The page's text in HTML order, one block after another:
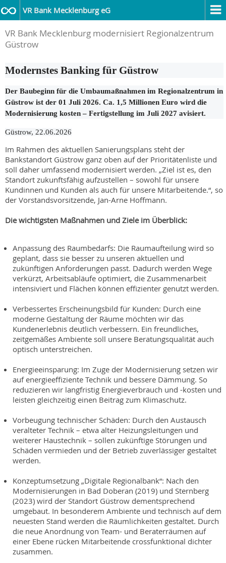
VR Bank Mecklenburg eG
VR Bank Mecklenburg modernisiert Regionalzentrum
Güstrow
Modernstes Banking für Güstrow
Der Baubeginn für die Umbaumaßnahmen im Regionalzentrum in
Güstrow ist der 01 Juli 2026. Ca. 1,5 Millionen Euro wird die
Modernisierung kosten – Fertigstellung im Juli 2027 avisiert.
Güstrow, 22.06.2026
Im Rahmen des aktuellen Sanierungsplans steht der
Bankstandort Güstrow ganz oben auf der Prioritätenliste und
soll daher umfassend modernisiert werden. „Ziel ist es, den
Standort zukunftsfähig aufzustellen – sowohl für unsere
Kundinnen und Kunden als auch für unsere Mitarbeitende.“, so
der Vorstandsvorsitzende, Jan-Arne Hoffmann.
Die wichtigsten Maßnahmen und Ziele im Überblick:
Anpassung des Raumbedarfs: Die Raumaufteilung wird so
geplant, dass sie besser zu unseren aktuellen und
zukünftigen Anforderungen passt. Dadurch werden Wege
verkürzt, Arbeitsabläufe optimiert, die Zusammenarbeit
intensiviert und Flächen können effizienter genutzt werden.
Verbessertes Erscheinungsbild für Kunden: Durch eine
moderne Gestaltung der Räume möchten wir das
Kundenerlebnis deutlich verbessern. Ein freundliches,
zeitgemäßes Ambiente soll unsere Beratungsqualität auch
optisch unterstreichen.
Energieeinsparung: Im Zuge der Modernisierung setzen wir
auf energieeffiziente Technik und bessere Dämmung. So
reduzieren wir langfristig Energieverbrauch und -kosten und
leisten gleichzeitig einen Beitrag zum Klimaschutz.
Vorbeugung technischer Schäden: Durch den Austausch
veralteter Technik – etwa alter Heizungsleitungen und
weiterer Haustechnik – sollen zukünftige Störungen und
Schäden vermieden und der Betrieb zuverlässiger gestaltet
werden.
Konzeptumsetzung „Digitale Regionalbank“: Nach den
Modernisierungen in Bad Doberan (2019) und Sternberg
(2023) wird der Standort Güstrow dementsprechend
umgebaut. In besonderem Ambiente und technisch auf dem
neuesten Stand werden die Räumlichkeiten gestaltet. Durch
die neue Anordnung von Team- und Beraterräumen auf
einer Ebene rücken Mitarbeitende crossfunktional dichter
zusammen.